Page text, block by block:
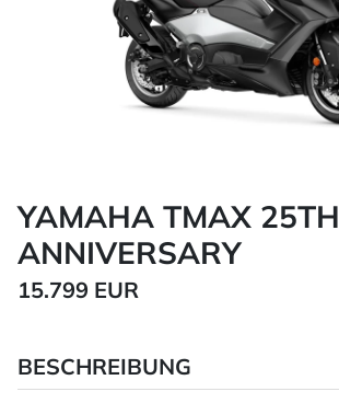
YAMAHA TMAX 25TH
ANNIVERSARY
15.799 EUR
BESCHREIBUNG